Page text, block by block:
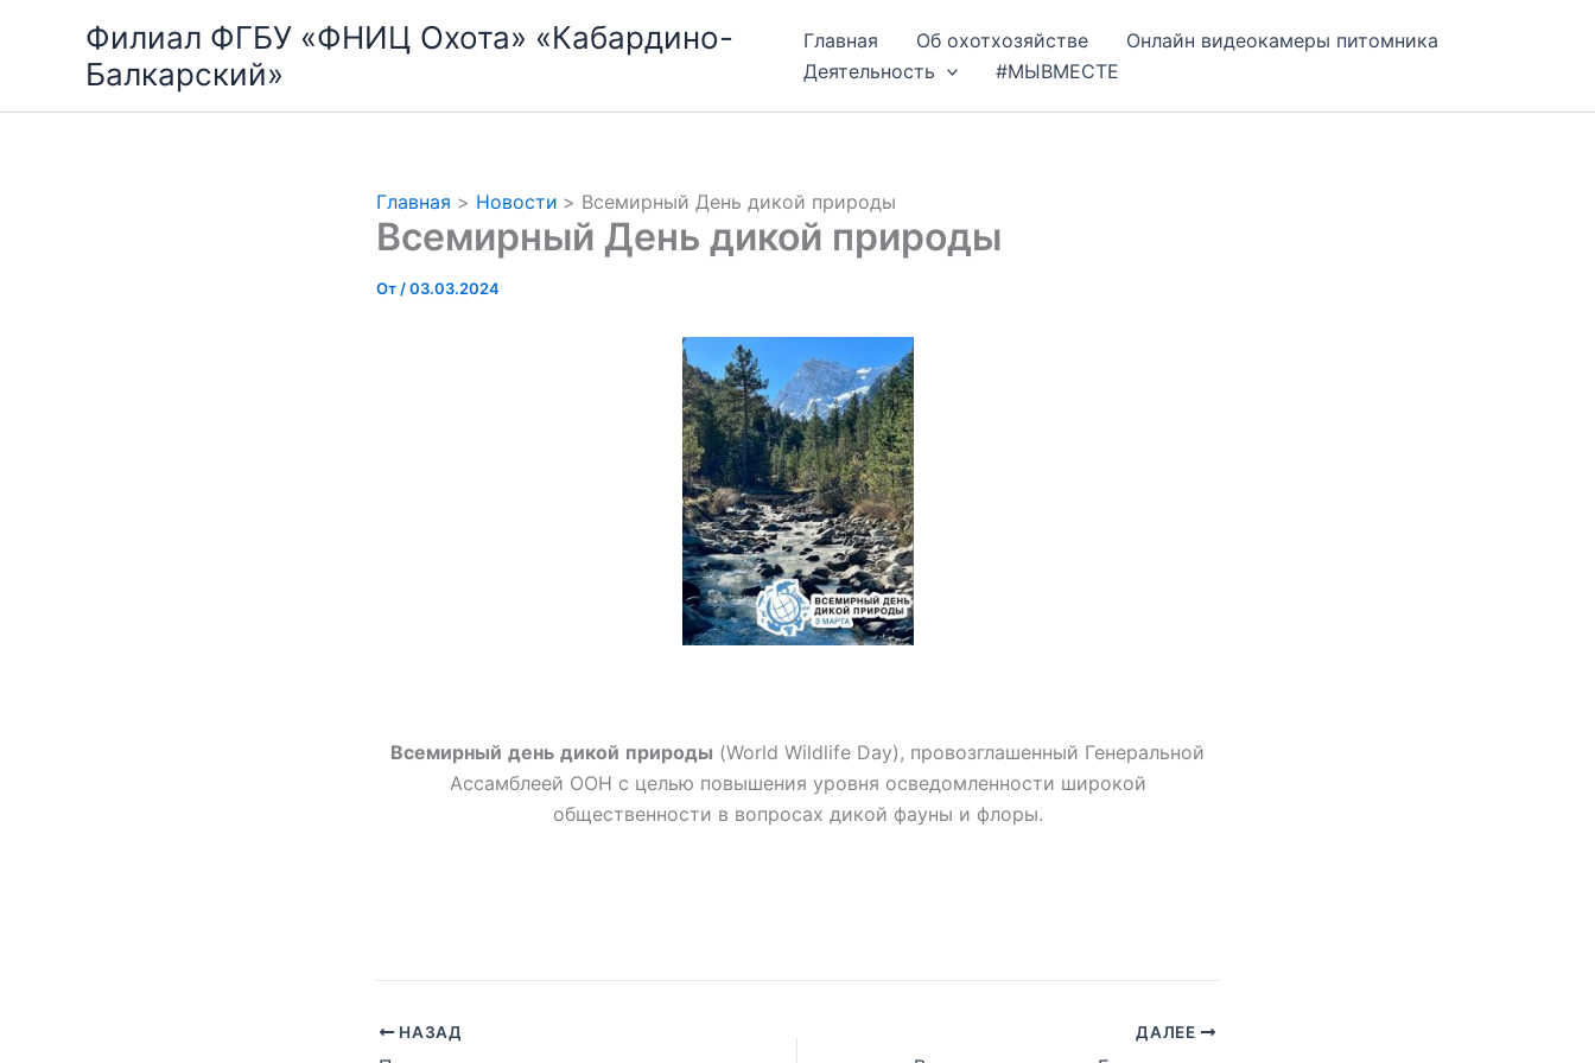
содержимому
Филиал ФГБУ «ФНИЦ Охота» «Кабардино-
Балкарский»
Главная Об охотхозяйстве
Онлайн видеокамеры питомника
Деятельность
#МЫВМЕСТЕ
Главная Новости Всемирный День дикой природы
Всемирный День дикой природы
От /03.03.2024
Всемирный день дикой природы (World Wildlife Day), провозглашенный Генеральной
Ассамблеей ООН с целью повышения уровня осведомленности широкой
общественности в вопросах дикой фауны и флоры.
НАЗАД ДАЛЕЕ